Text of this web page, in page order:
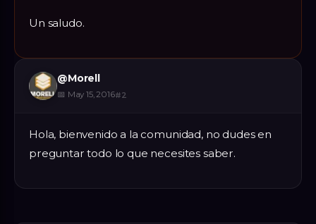
Un saludo.
@Morell
📅 May 15, 2016#2
Hola, bienvenido a la comunidad, no dudes en
preguntar todo lo que necesites saber.